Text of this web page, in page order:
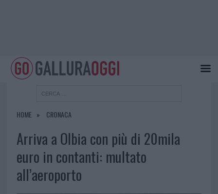
HOME CRONACA
Arriva a Olbia con più di 20mila
euro in contanti: multato
all’aeroporto